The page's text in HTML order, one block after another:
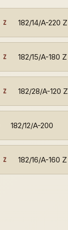
Z 182/14/A-220 Z
Z 182/15/A-180 Z
Z 182/28/A-120 Z
182/12/A-200
Z 182/16/A-160 Z